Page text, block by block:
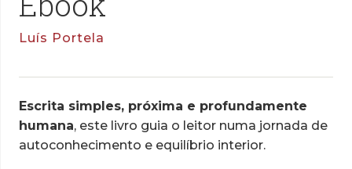
Luís Portela
Escrita simples, próxima e profundamente
humana, este livro guia o leitor numa jornada de
autoconhecimento e equilíbrio interior.